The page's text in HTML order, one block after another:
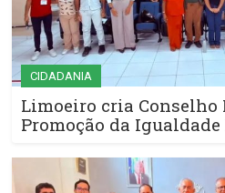
CIDADANIA
Limoeiro cria
Promoção da